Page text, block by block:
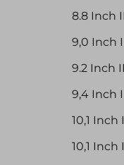
8.8 Inch
9,0 Inch
9.2 Inch
9,4 Inch
10,1 Inch
10,1 Inch